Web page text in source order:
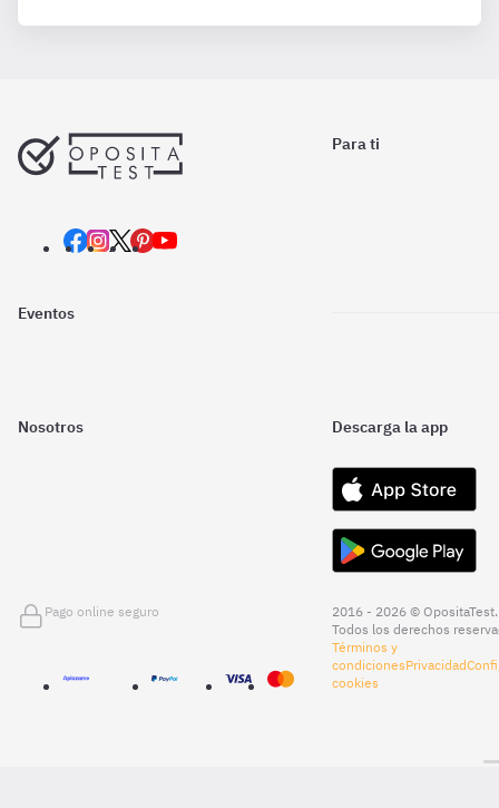
Para ti
Eventos
Nosotros Descarga la app
Pago online seguro
2016 - 2026 © OpositaTest.
Todos los derechos
Términos y
condicionesPrivacidad
cookies